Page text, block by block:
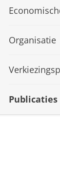
Organisatie
Publicaties